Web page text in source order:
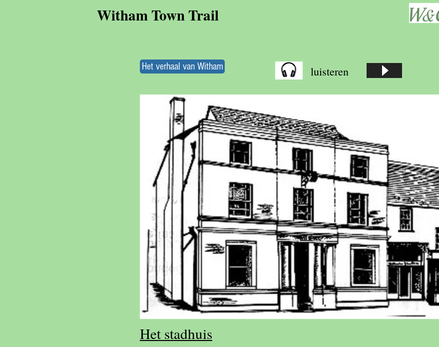
Witham Town Trail
Het verhaal van Witham luisteren
Het stadhuis